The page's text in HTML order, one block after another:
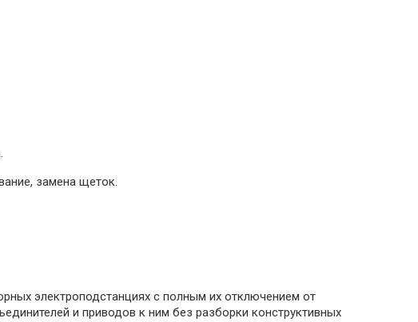
замена щеток.
электроподстанциях с полным их отключением от
и приводов к ним без разборки конструктивных